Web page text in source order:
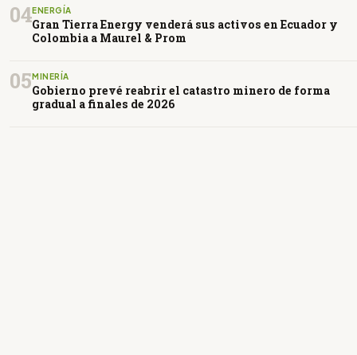
04ENERGÍA
Gran Tierra Energy venderá sus activos en Ecuador y
Colombia a Maurel & Prom
05 MINERÍA
Gobierno prevé reabrir el catastro minero de forma
gradual a finales de 2026